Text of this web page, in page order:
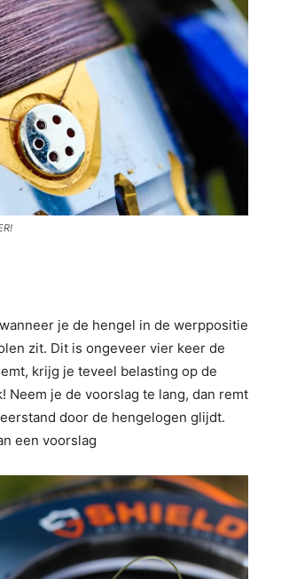
je de hengel in de werppositie
zit. Dit is ongeveer vier keer de
krijg je teveel belasting op de
je de voorslag te lang, dan remt
door de hengelogen glijdt.
een voorslag